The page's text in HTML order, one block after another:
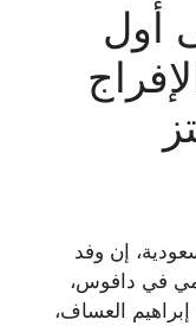
أول
إن وفد
في دافوس،
إبراهيم العساف،